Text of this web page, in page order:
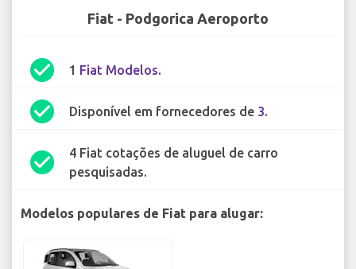
Fiat - Podgorica Aeroporto
check_circle 1 Fiat Modelos.
check_circle Disponível em fornecedores de 3.
check_circle
4 Fiat cotações de aluguel de carro
pesquisadas.
Modelos populares de Fiat para alugar: